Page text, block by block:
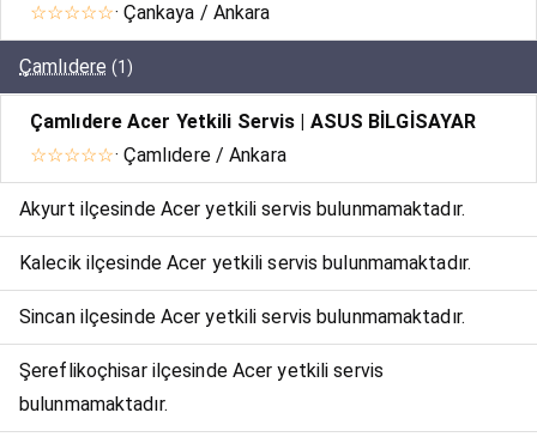
☆☆☆☆☆· Çankaya / Ankara
Çamlıdere (1)
Çamlıdere Acer Yetkili Servis | ASUS BİLGİSAYAR
☆☆☆☆☆· Çamlıdere / Ankara
Akyurt ilçesinde Acer yetkili servis bulunmamaktadır.
Kalecik ilçesinde Acer yetkili servis bulunmamaktadır.
Sincan ilçesinde Acer yetkili servis bulunmamaktadır.
Şereflikoçhisar ilçesinde Acer yetkili servis
bulunmamaktadır.